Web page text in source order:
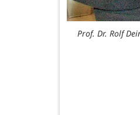
Prof. Dr. Rolf